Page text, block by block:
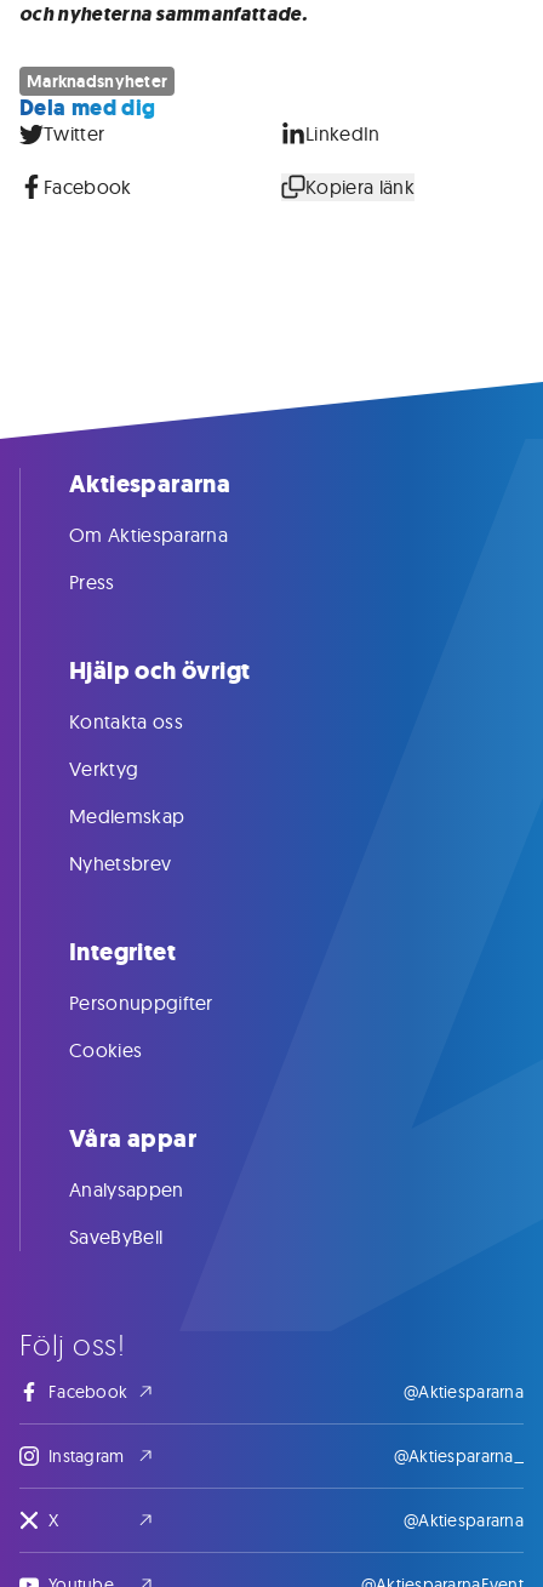
och nyheterna sammanfattade.
Marknadsnyheter
Dela med dig
Twitter LinkedIn
Facebook Kopiera länk
Följ oss!
Facebook @Aktiespararna
Instagram @Aktiespararna_
X @Aktiespararna
Aktiespararna
Om Aktiespararna
Press
Hjälp och övrigt
Kontakta oss
Verktyg
Medlemskap
Nyhetsbrev
Integritet
Personuppgifter
Cookies
Våra appar
Analysappen
SaveByBell